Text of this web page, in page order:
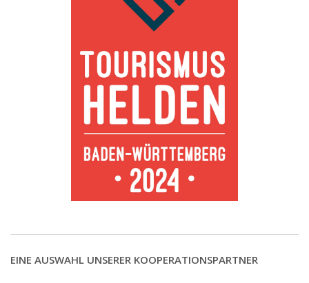
EINE AUSWAHL UNSERER KOOPERATIONSPARTNER